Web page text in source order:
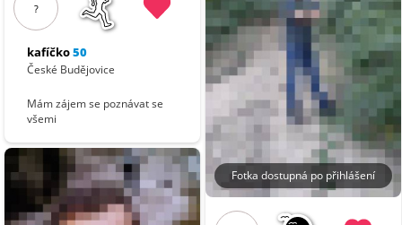
?
kafíčko50
České Budějovice
Mám zájem se poznávat se
všemi
Fotka dostupná po přihlášení